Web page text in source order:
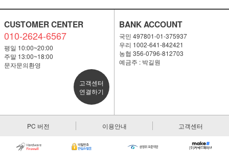
CUSTOMER CENTER
010-2624-6567
평일 10:00~20:00
주말 13:00~18:00
문자문의환영
고객센터
연결하기
BANK ACCOUNT
국민 497801-01-375937
우리 1002-641-842421
농협 356-0796-812703
예금주 : 박길원
PC 버전 이용안내 고객센터